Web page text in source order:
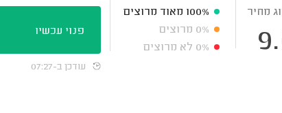
מחיר
100% מאוד מרוצים
0% מרוצים
0% לא מרוצים
פנוי עכשיו
עודכן ב-07:27